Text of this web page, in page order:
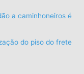
a caminhoneiros é
do piso do frete